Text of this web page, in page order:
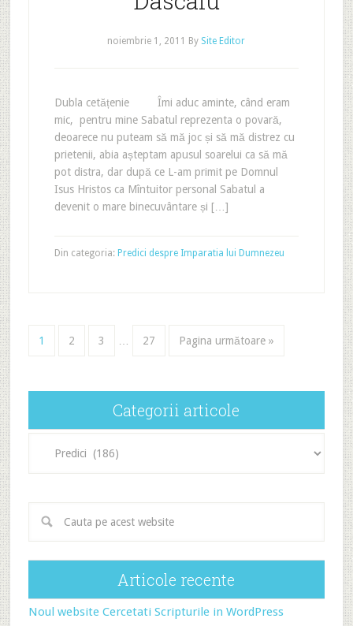
noiembrie 1, 2011 By Site Editor
Dubla cetățenie Îmi aduc aminte, când eram
mic, pentru mine Sabatul reprezenta o povară,
deoarece nu puteam să mă joc și să mă distrez cu
prietenii, abia așteptam apusul soarelui ca să mă
pot distra, dar după ce L-am primit pe Domnul
Isus Hristos ca Mîntuitor personal Sabatul a
devenit o mare binecuvântare și […]
Din categoria: Predici despre Imparatia lui Dumnezeu
1 2 3 27 Pagina următoare »
Categorii articole
articole
Articole recente
Noul website Cercetati Scripturile in WordPress